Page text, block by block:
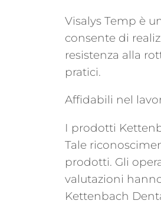
Visalys Temp è
consente di
resistenza alla
pratici.
Affidabili nel
I prodotti
Tale
prodotti. Gli
valutazioni
Kettenbach